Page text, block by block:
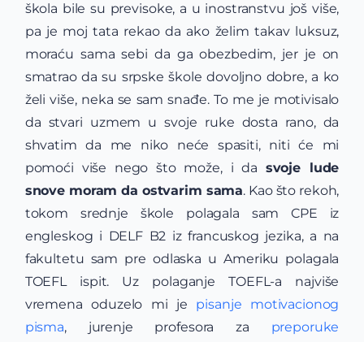
škola bile su previsoke, a u inostranstvu još više,
pa je moj tata rekao da ako želim takav luksuz,
moraću sama sebi da ga obezbedim, jer je on
smatrao da su srpske škole dovoljno dobre, a ko
želi više, neka se sam snađe. To me je motivisalo
da stvari uzmem u svoje ruke dosta rano, da
shvatim da me niko neće spasiti, niti će mi
pomoći više nego što može, i da svoje lude
snove moram da ostvarim sama. Kao što rekoh,
tokom srednje škole polagala sam CPE iz
engleskog i DELF B2 iz francuskog jezika, a na
fakultetu sam pre odlaska u Ameriku polagala
TOEFL ispit. Uz polaganje TOEFL-a najviše
vremena oduzelo mi je pisanje motivacionog
pisma, jurenje profesora za preporuke